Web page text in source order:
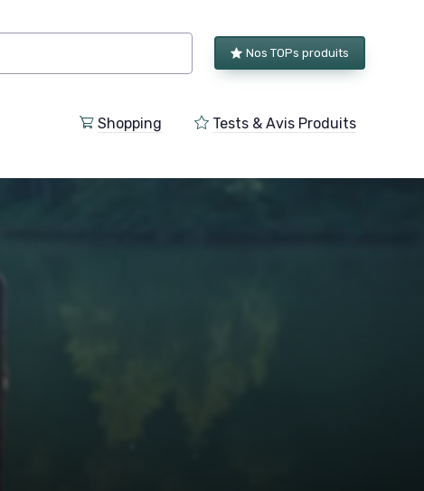
Nos TOPs produits
Shopping Tests & Avis Produits